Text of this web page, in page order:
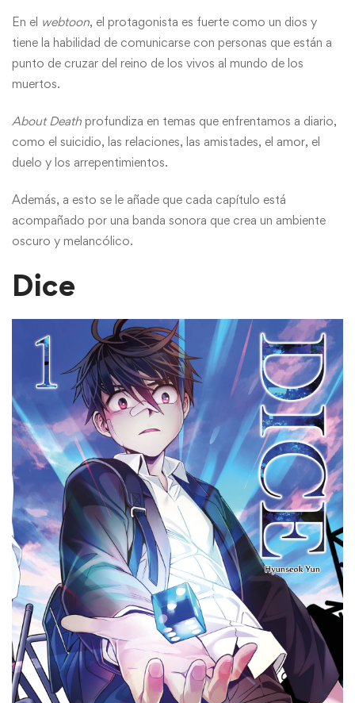
En el webtoon, el protagonista es fuerte como un dios y
tiene la habilidad de comunicarse con personas que están a
punto de cruzar del reino de los vivos al mundo de los
muertos.
About Death profundiza en temas que enfrentamos a diario,
como el suicidio, las relaciones, las amistades, el amor, el
duelo y los arrepentimientos.
Además, a esto se le añade que cada capítulo está
acompañado por una banda sonora que crea un ambiente
oscuro y melancólico.
Dice